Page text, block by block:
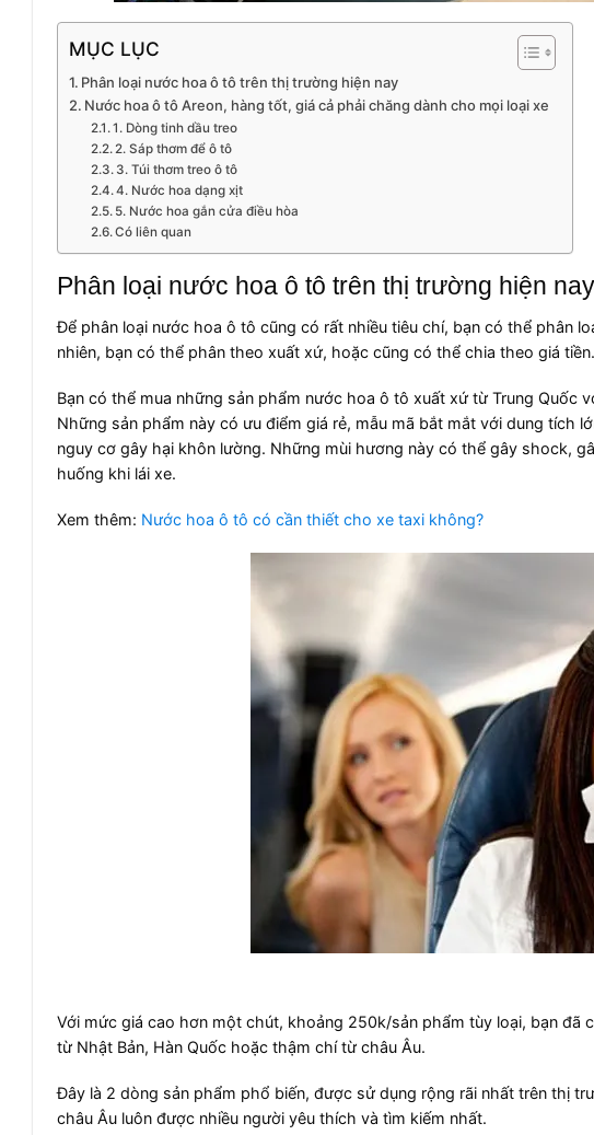
MỤC LỤC
Phân loại nước hoa ô tô trên thị trường hiện nay
Nước hoa ô tô Areon, hàng tốt, giá cả phải chăng dành cho mọi loại xe
1. Dòng tinh dầu treo
2. Sáp thơm để ô tô
3. Túi thơm treo ô tô
4. Nước hoa dạng xịt
5. Nước hoa gắn cửa điều hòa
Có liên quan
Phân loại nước hoa ô tô trên thị trường hiện nay
Để phân loại nước hoa ô tô cũng có rất nhiều tiêu chí, bạn có thể phân
nhiên, bạn có thể phân theo xuất xứ, hoặc cũng có thể chia theo giá tiền.
Bạn có thể mua những sản phẩm nước hoa ô tô xuất xứ từ Trung Quốc
Những sản phẩm này có ưu điểm giá rẻ, mẫu mã bắt mắt với dung tích
nguy cơ gây hại khôn lường. Những mùi hương này có thể gây shock,
huống khi lái xe.
Xem thêm: Nước hoa ô tô có cần thiết cho xe taxi không?
Với mức giá cao hơn một chút, khoảng 250k/sản phẩm tùy loại, bạn
từ Nhật Bản, Hàn Quốc hoặc thậm chí từ châu Âu.
Đây là 2 dòng sản phẩm phổ biến, được sử dụng rộng rãi nhất trên thị
châu Âu luôn được nhiều người yêu thích và tìm kiếm nhất.